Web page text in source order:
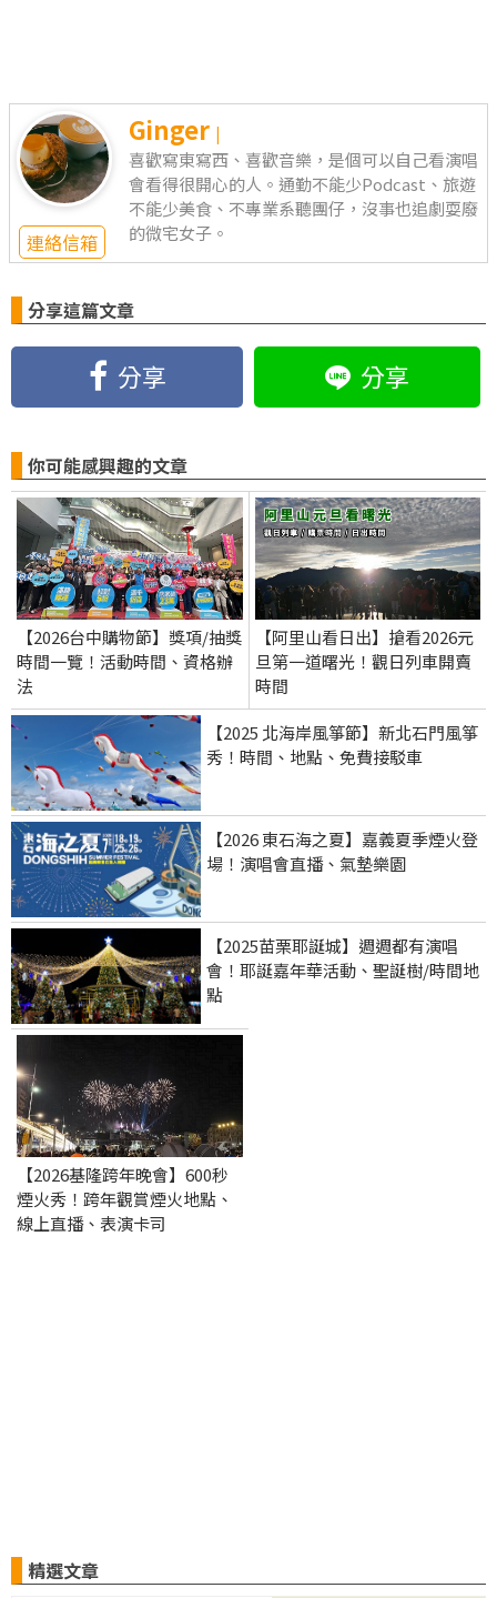
連絡信箱
Ginger |
喜歡寫東寫西、喜歡音樂，是個可以自己看演唱
會看得很開心的人。通勤不能少Podcast、旅遊
不能少美食、不專業系聽團仔，沒事也追劇耍廢
的微宅女子。
分享這篇文章
分享 分享
你可能感興趣的文章
【2026台中購物節】獎項/抽獎
時間一覽！活動時間、資格辦
法
【阿里山看日出】搶看2026元
旦第一道曙光！觀日列車開賣
時間
【2025 北海岸風箏節】新北石門風箏
秀！時間、地點、免費接駁車
【2026 東石海之夏】嘉義夏季煙火登
場！演唱會直播、氣墊樂園
【2025苗栗耶誕城】週週都有演唱
會！耶誕嘉年華活動、聖誕樹/時間地
點
【2026基隆跨年晚會】600秒
煙火秀！跨年觀賞煙火地點、
線上直播、表演卡司
精選文章